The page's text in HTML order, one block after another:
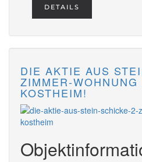
DETAILS
DIE AKTIE AUS
ZIMMER-
KOSTHEIM!